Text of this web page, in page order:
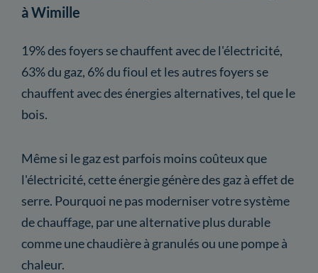
à Wimille
19% des foyers se chauffent avec de l'électricité,
63% du gaz, 6% du fioul et les autres foyers se
chauffent avec des énergies alternatives, tel que le
bois.
Même si le gaz est parfois moins coûteux que
l'électricité, cette énergie génère des gaz à effet de
serre. Pourquoi ne pas moderniser votre système
de chauffage, par une alternative plus durable
comme une chaudière à granulés ou une pompe à
chaleur.